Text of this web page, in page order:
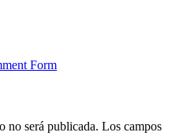
Form
no será publicada. Los campos